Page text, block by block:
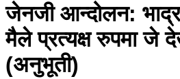
जेनजी आन्दोलन:
मैले प्रत्यक्ष रुपमा जे
(अनुभूती)